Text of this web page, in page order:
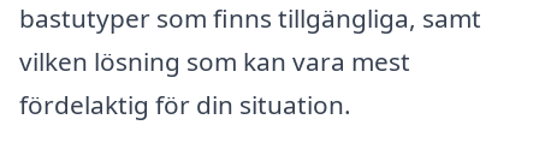
bastutyper som finns tillgängliga, samt
vilken lösning som kan vara mest
fördelaktig för din situation.